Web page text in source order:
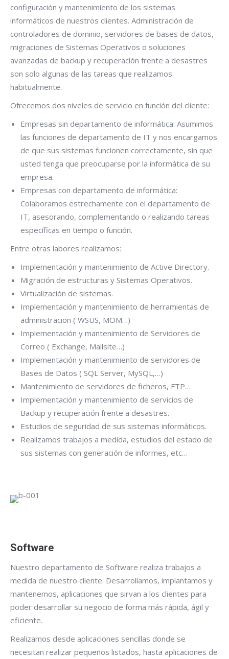
configuración y mantenimiento de los sistemas
informáticos de nuestros clientes. Administración de
controladores de dominio, servidores de bases de datos,
migraciones de Sistemas Operativos o soluciones
avanzadas de backup y recuperación frente a desastres
son solo algunas de las tareas que realizamos
habitualmente.
Ofrecemos dos niveles de servicio en función del cliente:
Empresas sin departamento de informática: Asumimos
las funciones de departamento de IT y nos encargamos
de que sus sistemas funcionen correctamente, sin que
usted tenga que preocuparse por la informática de su
empresa.
Empresas con departamento de informática:
Colaboramos estrechamente con el departamento de
IT, asesorando, complementando o realizando tareas
específicas en tiempo o función.
Entre otras labores realizamos:
Implementación y mantenimiento de Active Directory.
Migración de estructuras y Sistemas Operativos.
Virtualización de sistemas.
Implementación y mantenimiento de herramientas de
administracion ( WSUS, MOM…)
Implementación y mantenimiento de Servidores de
Correo ( Exchange, Mailsite…)
Implementación y mantenimiento de servidores de
Bases de Datos ( SQL Server, MySQL,…)
Mantenimiento de servidores de ficheros, FTP…
Implementación y mantenimiento de servicios de
Backup y recuperación frente a desastres.
Estudios de seguridad de sus sistemas informáticos.
Realizamos trabajos a medida, estudios del estado de
sus sistemas con generación de informes, etc…
Software
Nuestro departamento de Software realiza trabajos a
medida de nuestro cliente. Desarrollamos, implantamos y
mantenemos, aplicaciones que sirvan a los clientes para
poder desarrollar su negocio de forma más rápida, ágil y
eficiente.
Realizamos desde aplicaciones sencillas donde se
necesitan realizar pequeños listados, hasta aplicaciones de